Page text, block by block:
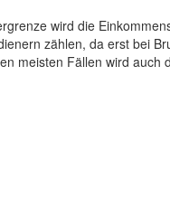
wird die
zählen, da erst bei
meisten Fällen wird